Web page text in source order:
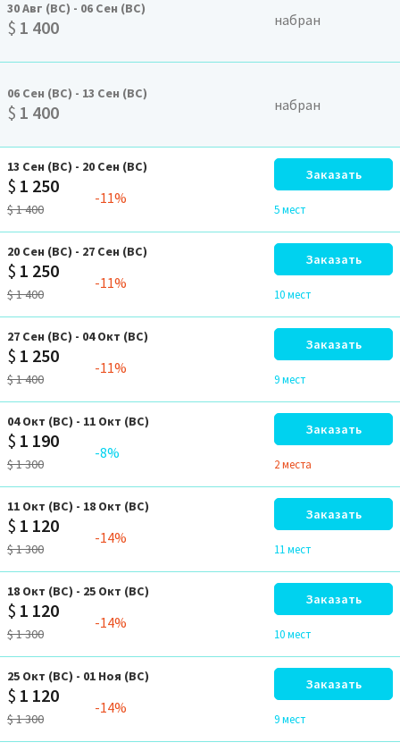
30Авг (ВС) - 06 Сен (ВС)
$ 1 400 набран
06 Сен (ВС) - 13 Сен (ВС)
$ 1 400 набран
13 Сен (ВС) - 20 Сен (ВС)
$1 400
$ 1 250
-11%
Заказать
5 мест
20 Сен (ВС) - 27 Сен (ВС)
$1 400
$ 1 250
-11%
Заказать
10 мест
27 Сен (ВС) - 04 Окт (ВС)
$1 400
$ 1 250
-11%
Заказать
9 мест
04 Окт (ВС) - 11 Окт (ВС)
$1 300
$ 1 190
-8%
Заказать
2 местa
11 Окт (ВС) - 18 Окт (ВС)
$1 300
$ 1 120
-14%
Заказать
11 мест
18 Окт (ВС) - 25 Окт (ВС)
$1 300
$ 1 120
-14%
Заказать
10 мест
25 Окт (ВС) - 01 Ноя (ВС)
$1 300
$ 1 120
-14%
Заказать
9 мест